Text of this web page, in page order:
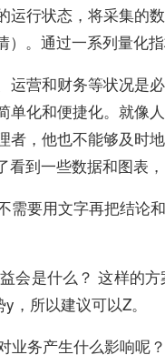
行状态，将采集
。通过一系列量化
营和财务等状况
化和便捷化。就
，他也不能够及
到一些数据和图表
需要用文字再把结
会是什么？ 这样的
所以建议可以Z。
业务产生什么影响呢